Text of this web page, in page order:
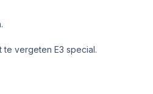
te vergeten E3 special.